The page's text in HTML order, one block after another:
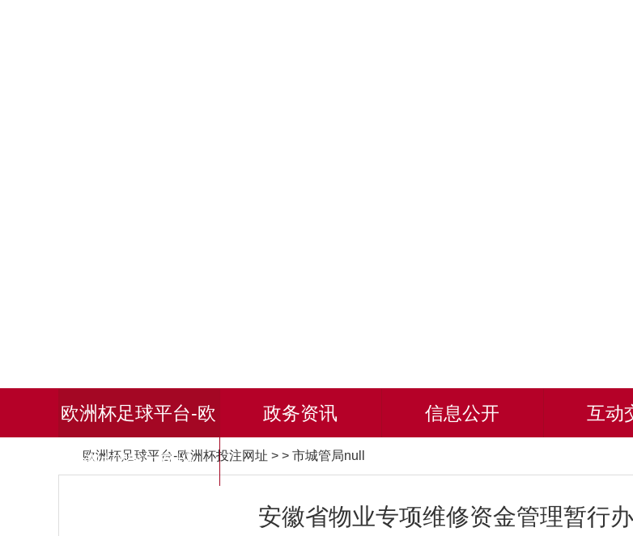
欧洲杯足球平台-欧
洲杯投注网址
政务资讯 信息公开 互动
欧洲杯足球平台-欧洲杯投注网址 > > 市城管局null
安徽省物业专项维修资金管理暂行